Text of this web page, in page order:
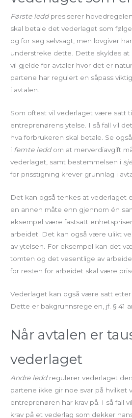
Første leddpresiserer
skal betale det vederlaget som
og for seg selvsagt, men lovgiver
understreke dette. Dette skyldes at
vil gjelde for avtaler hvor det er
partene har regulert en såpass
i avtalen.
Som oftest vil vederlaget være satt
entreprenørens ytelse. I så fall vil
hva forbrukeren skal betale. Se
i femte leddom at merverdiavgift
vederlaget, samt bestemmelsen i
for prisstigning krever grunnlag i
Det kan også tenkes at vederlaget
en annen måte enn gjennom én
eksempel være fastsatt
arbeidet. Det kan også være ulikt
av ytelsen. For eksempel kan det
tomten og det vesentlige av
for resten for arbeidet skal være
Vederlaget kan også være satt etter
Dette er bakgrunnsregelen, jf. § 41
Når avtalen er
vederlaget
Andre leddregulerer vederlaget
partene ikke gir noe svar på hvilket
entreprenøren har krav på. I så fall
krav på et vederlag som dekker